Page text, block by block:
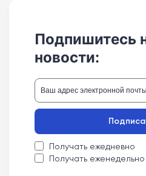
Подпишитесь
новости:
Получать ежедневно
Получать еженедельно